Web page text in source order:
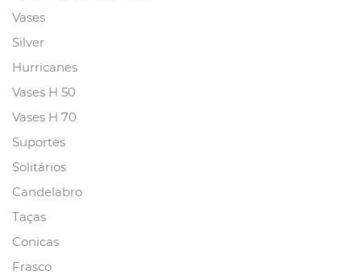
Vases
Silver
Hurricanes
Vases H 50
Vases H 70
Suportes
Solitários
Candelabro
Taças
Conicas
Frasco